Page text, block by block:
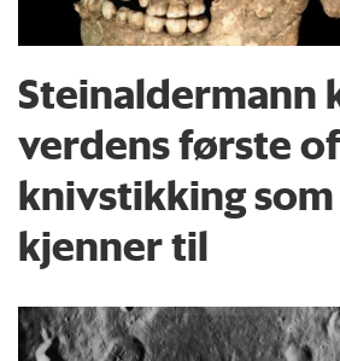
Steinaldermann
verdens første
knivstikking
kjenner til